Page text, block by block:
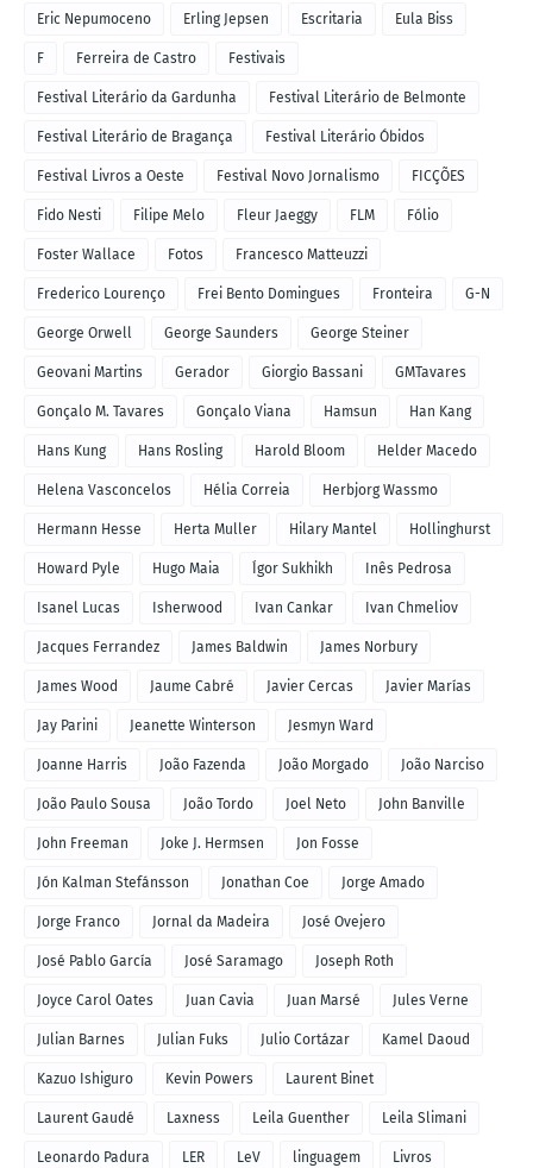
Eric Nepumoceno Erling Jepsen Escritaria Eula Biss
F Ferreira de Castro Festivais
Festival Literário da Gardunha Festival Literário de Belmonte
Festival Literário de Bragança Festival Literário Óbidos
Festival Livros a Oeste Festival Novo Jornalismo FICÇÕES
Fido Nesti Filipe Melo Fleur Jaeggy FLM Fólio
Foster Wallace Fotos Francesco Matteuzzi
Frederico Lourenço Frei Bento Domingues Fronteira G-N
George Orwell George Saunders George Steiner
Geovani Martins Gerador Giorgio Bassani GMTavares
Gonçalo M. Tavares Gonçalo Viana Hamsun Han Kang
Hans Kung Hans Rosling Harold Bloom Helder Macedo
Helena Vasconcelos Hélia Correia Herbjorg Wassmo
Hermann Hesse Herta Muller Hilary Mantel Hollinghurst
Howard Pyle Hugo Maia Ígor Sukhikh Inês Pedrosa
Isanel Lucas Isherwood Ivan Cankar Ivan Chmeliov
Jacques Ferrandez James Baldwin James Norbury
James Wood Jaume Cabré Javier Cercas Javier Marías
Jay Parini Jeanette Winterson Jesmyn Ward
Joanne Harris João Fazenda João Morgado João Narciso
João Paulo Sousa João Tordo Joel Neto John Banville
John Freeman Joke J. Hermsen Jon Fosse
Jón Kalman Stefánsson Jonathan Coe Jorge Amado
Jorge Franco Jornal da Madeira José Ovejero
José Pablo García José Saramago Joseph Roth
Joyce Carol Oates Juan Cavia Juan Marsé Jules Verne
Julian Barnes Julian Fuks Julio Cortázar Kamel Daoud
Kazuo Ishiguro Kevin Powers Laurent Binet
Laurent Gaudé Laxness Leila Guenther Leila Slimani
Leonardo Padura LER LeV linguagem Livros